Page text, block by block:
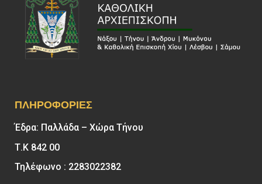
ΠΛΗΡΟΦΟΡΊΕΣ
Έδρα: Παλλάδα – Χώρα Τήνου
Τ.Κ 842 00
Τηλέφωνο : 2283022382